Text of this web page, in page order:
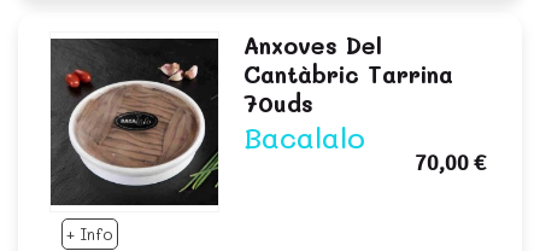
+ Info
Anxoves Del
Cantàbric Tarrina
70uds
Bacalalo
70,00 €